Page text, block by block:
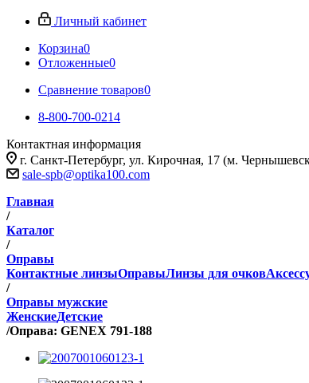
Личный кабинет
Корзина0
Отложенные0
Сравнение товаров0
8-800-700-0214
Контактная информация
г. Санкт-Петербург, ул. Кирочная, 17 (м.
sale-spb@optika100.com
Главная
/
Каталог
/
Оправы
Контактные линзыОправыЛинзы для очков
/
Оправы мужские
ЖенскиеДетские
/Оправа: GENEX 791-188